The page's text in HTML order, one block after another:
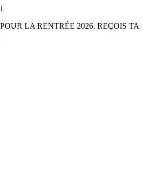
LA RENTRÉE 2026. REÇOIS TA